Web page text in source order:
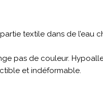
textile dans de l’eau
pas de couleur.
et indéformable.